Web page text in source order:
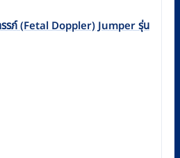
รรภ์ (Fetal Doppler) Jumper รุ่น